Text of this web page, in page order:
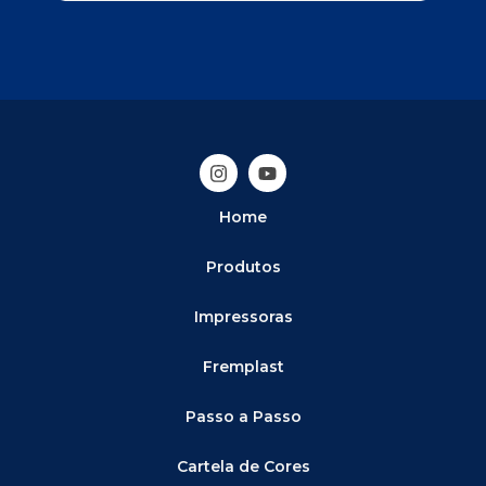
Home
Produtos
Impressoras
Fremplast
Passo a Passo
Cartela de Cores